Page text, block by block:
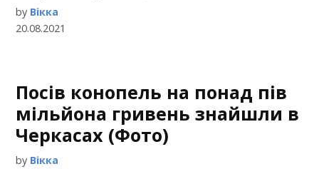
by Вікка
20.08.2021
Посів конопель на понад пів
мільйона гривень знайшли в
Черкасах (Фото)
by Вікка